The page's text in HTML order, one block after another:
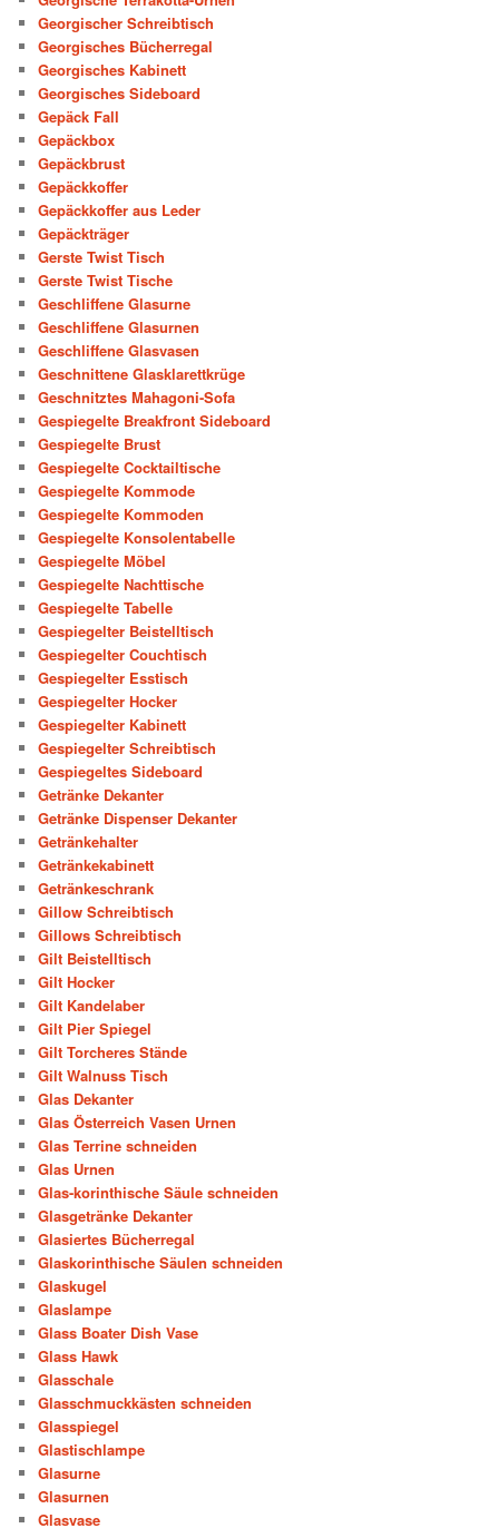
Georgischer Schreibtisch
Georgisches Bücherregal
Georgisches Kabinett
Georgisches Sideboard
Gepäck Fall
Gepäckbox
Gepäckbrust
Gepäckkoffer
Gepäckkoffer aus Leder
Gepäckträger
Gerste Twist Tisch
Gerste Twist Tische
Geschliffene Glasurne
Geschliffene Glasurnen
Geschliffene Glasvasen
Geschnittene Glasklarettkrüge
Geschnitztes Mahagoni-Sofa
Gespiegelte Breakfront Sideboard
Gespiegelte Brust
Gespiegelte Cocktailtische
Gespiegelte Kommode
Gespiegelte Kommoden
Gespiegelte Konsolentabelle
Gespiegelte Möbel
Gespiegelte Nachttische
Gespiegelte Tabelle
Gespiegelter Beistelltisch
Gespiegelter Couchtisch
Gespiegelter Esstisch
Gespiegelter Hocker
Gespiegelter Kabinett
Gespiegelter Schreibtisch
Gespiegeltes Sideboard
Getränke Dekanter
Getränke Dispenser Dekanter
Getränkehalter
Getränkekabinett
Getränkeschrank
Gillow Schreibtisch
Gillows Schreibtisch
Gilt Beistelltisch
Gilt Hocker
Gilt Kandelaber
Gilt Pier Spiegel
Gilt Torcheres Stände
Gilt Walnuss Tisch
Glas Dekanter
Glas Österreich Vasen Urnen
Glas Terrine schneiden
Glas Urnen
Glas-korinthische Säule schneiden
Glasgetränke Dekanter
Glasiertes Bücherregal
Glaskorinthische Säulen schneiden
Glaskugel
Glaslampe
Glass Boater Dish Vase
Glass Hawk
Glasschale
Glasschmuckkästen schneiden
Glasspiegel
Glastischlampe
Glasurne
Glasurnen
Glasvase